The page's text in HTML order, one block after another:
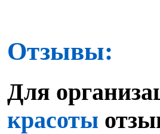
Отзывы:
Для
красоты